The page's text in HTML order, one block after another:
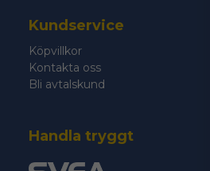
Skicka fråga
Kundservice
Köpvillkor
Kontakta oss
Bli avtalskund
Handla tryggt